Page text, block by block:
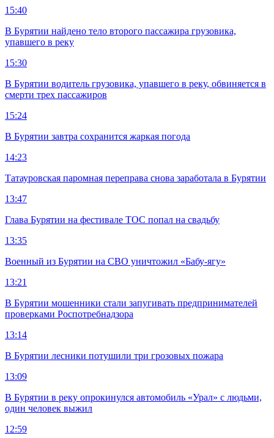
15:40
В Бурятии найдено тело второго пассажира грузовика,
упавшего в реку
15:30
В Бурятии водитель грузовика, упавшего в реку, обвиняется в
смерти трех пассажиров
15:24
В Бурятии завтра сохранится жаркая погода
14:23
Татауровская паромная переправа снова заработала в Бурятии
13:47
Глава Бурятии на фестивале ТОС попал на свадьбу
13:35
Военный из Бурятии на СВО уничтожил «Бабу-ягу»
13:21
В Бурятии мошенники стали запугивать предпринимателей
проверками Роспотребнадзора
13:14
В Бурятии лесники потушили три грозовых пожара
13:09
В Бурятии в реку опрокинулся автомобиль «Урал» с людьми,
один человек выжил
12:59